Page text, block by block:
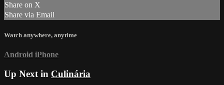
Share on X
Share via Email
Watch anywhere, anytime
Android iPhone
Up Next in Culinária